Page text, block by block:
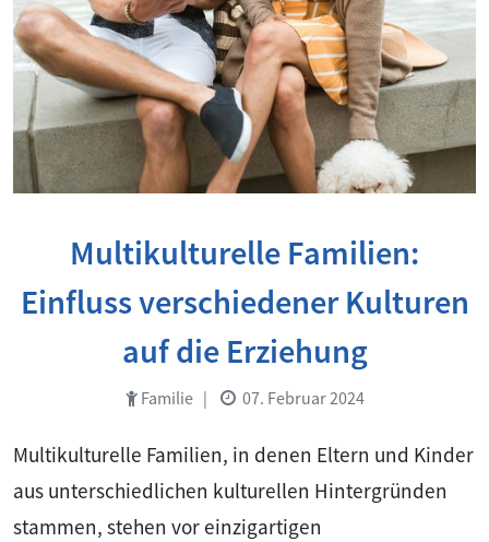
Multikulturelle Familien:
Einfluss verschiedener Kulturen
auf die Erziehung
Familie| 07. Februar 2024
Multikulturelle Familien, in denen Eltern und Kinder
aus unterschiedlichen kulturellen Hintergründen
stammen, stehen vor einzigartigen